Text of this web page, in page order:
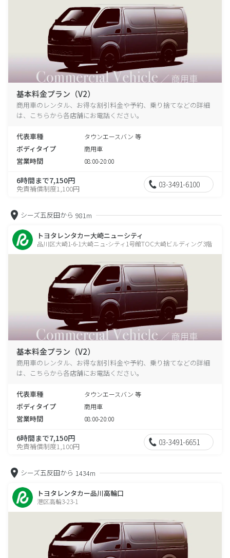
基本料金プラン（V2）
商用車のレンタル、お得な割引料金や予約、乗り捨てなどの詳細
は、こちらから各店舗にお電話ください。
代表車種 タウンエースバン 等
ボディタイプ 商用車
営業時間 08:00-20:00
6時間まで7,150円
免責補償制度1,100円 03-3491-6100
シーズ五反田から 981m
トヨタレンタカー大崎ニューシティ
品川区大崎1-6-1大崎ニュ-シティ1号館TOC大崎ビルディング3階
基本料金プラン（V2）
商用車のレンタル、お得な割引料金や予約、乗り捨てなどの詳細
は、こちらから各店舗にお電話ください。
代表車種 タウンエースバン 等
ボディタイプ 商用車
営業時間 08:00-20:00
6時間まで7,150円
免責補償制度1,100円 03-3491-6651
シーズ五反田から 1434m
トヨタレンタカー品川高輪口
港区高輪3-23-1